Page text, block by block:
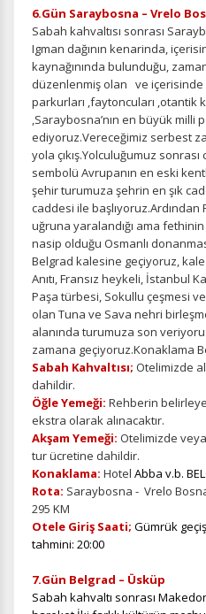
Tercihleri
6.Gün Saraybosna – Vrelo
Sabah kahvaltısı sonrası
Igman dağının kenarinda,
kaynağınında bulunduğu,
düzenlenmiş olan ve içerisinde
parkurları ,faytoncuları ,otantik
,Saraybosna’nın en büyük milli
ediyoruz.Vereceğimiz serbest
yola çıkış.Yolculuğumuz
sembolü Avrupanın en eski
şehir turumuza şehrin en şık
caddesi ile başlıyoruz.Ardından
uğruna yaralandığı ama
nasip olduğu Osmanlı
Belgrad kalesine geçiyoruz,
Anıtı, Fransız heykeli, İstanbul
Paşa türbesi, Sokullu çeşmesi
olan Tuna ve Sava nehri
alanında turumuza son
zamana geçiyoruz.Konaklama
Sabah Kahvaltısı; Otelimizde
dahildir.
Öğle Yemeği: Rehberin
ekstra olarak alınacaktır.
Akşam Yemeği: Otelimizde
tur ücretine dahildir.
Konaklama: Hotel Abba v.b.
Rota: Saraybosna - Vrelo
295 KM
Otele Giriş Saati; Gümrük
tahmini: 20:00
7.Gün Belgrad – Üsküp
Sabah kahvaltı sonrası